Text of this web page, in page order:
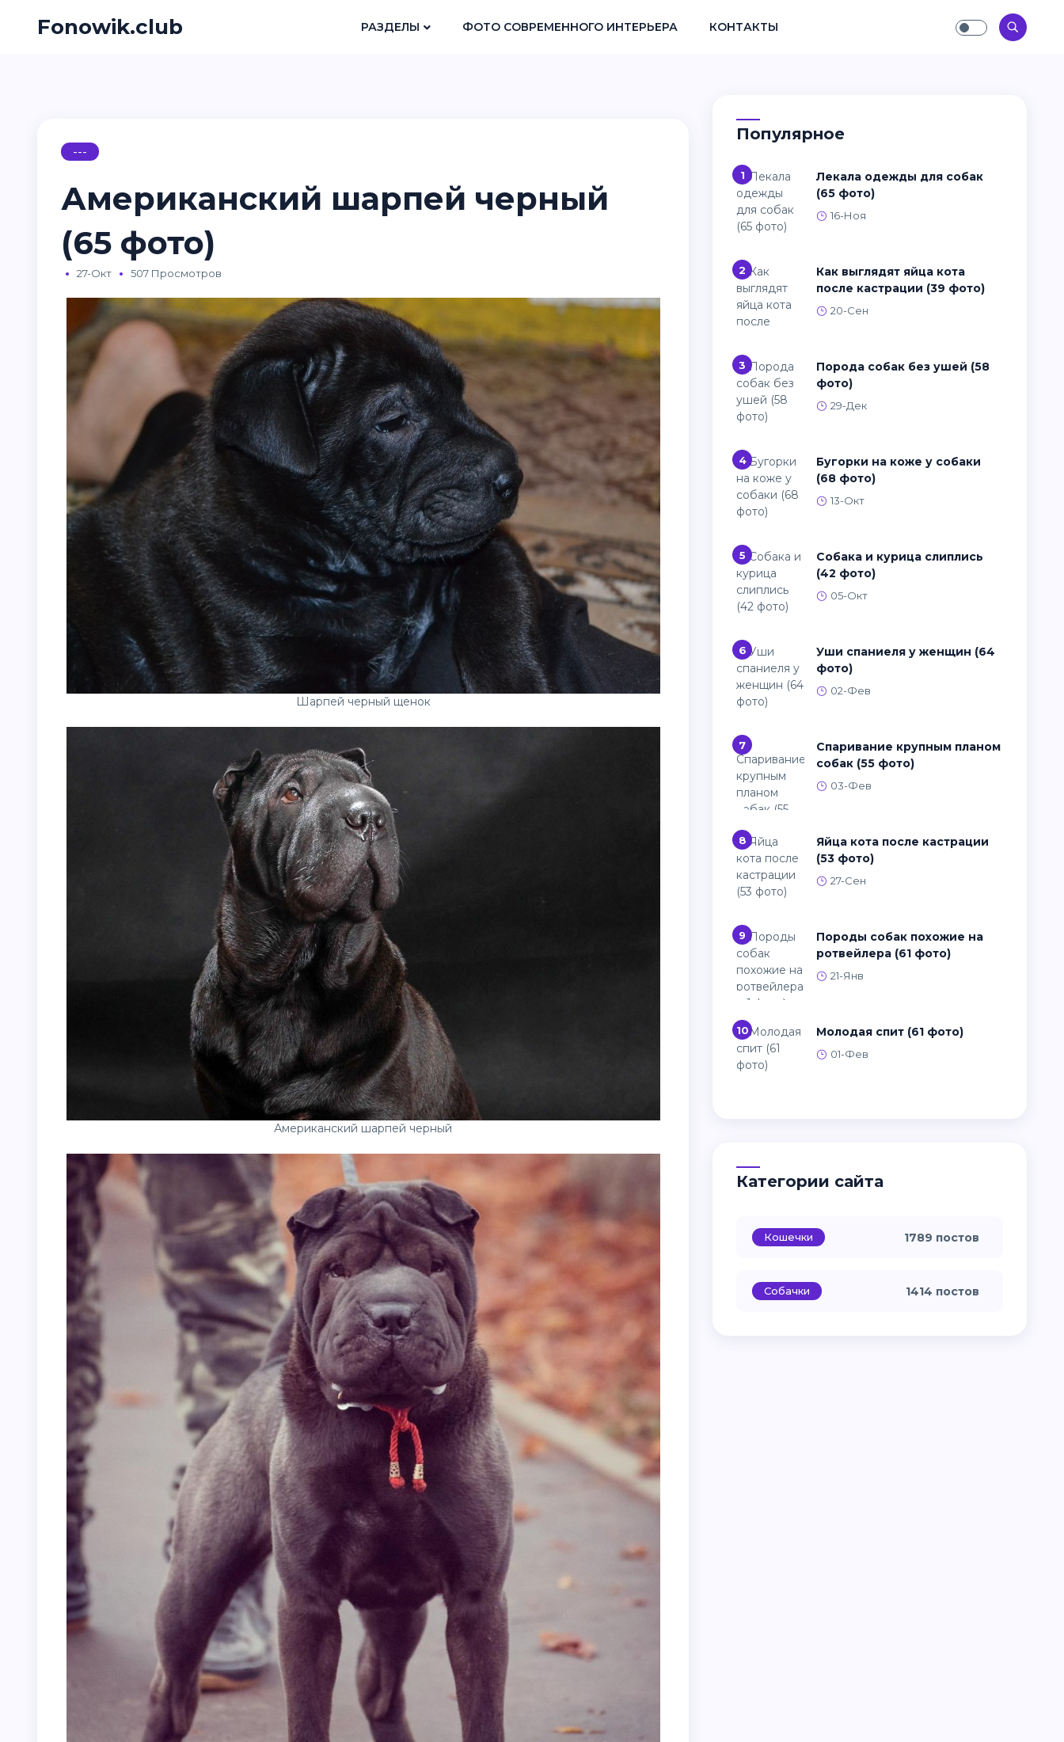
Fonowik.club РАЗДЕЛЫ ФОТО СОВРЕМЕННОГО ИНТЕРЬЕРА КОНТАКТЫ
---
Американский шарпей черный
(65 фото)
27-Окт 507 Просмотров
Шарпей черный щенок
Американский шарпей черный
Популярное
1
Лекала одежды для собак
(65 фото)
16-Ноя
2
Как выглядят яйца кота
после кастрации (39 фото)
20-Сен
3
Порода собак без ушей (58
фото)
29-Дек
4
Бугорки на коже у собаки
(68 фото)
13-Окт
5
Собака и курица слиплись
(42 фото)
05-Окт
6
Уши спаниеля у женщин (64
фото)
02-Фев
7
Спаривание крупным планом
собак (55 фото)
03-Фев
8
Яйца кота после кастрации
(53 фото)
27-Сен
9
Породы собак похожие на
ротвейлера (61 фото)
21-Янв
10 Молодая спит (61 фото)
01-Фев
Категории сайта
Кошечки 1789 постов
Собачки 1414 постов